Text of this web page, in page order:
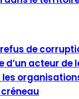
refus de
d’un acteur de